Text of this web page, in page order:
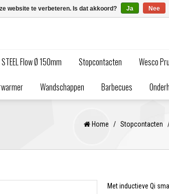
STEEL Flow Ø 150mm Stopcontacten Wesco
Wandschappen Barbecues
Home / Stopcontacten
Met inductieve Qi
website te verbeteren. Is dat akkoord? Ja Nee